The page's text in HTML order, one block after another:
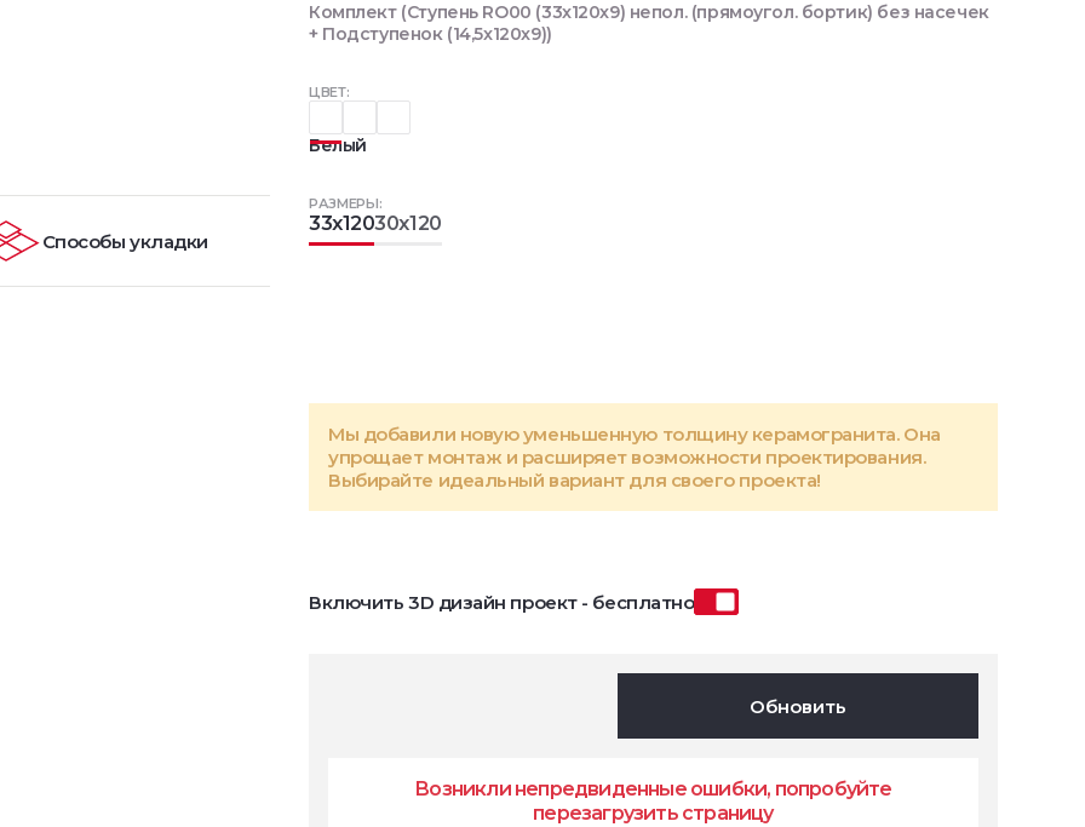
ЦВЕТ:
Белый
РАЗМЕРЫ:
33x12030x120
Мы добавили новую уменьшенную толщину керамогранита. Она
упрощает монтаж и расширяет возможности проектирования.
Выбирайте идеальный вариант для своего проекта!
Включить 3D дизайн проект - бесплатно
Обновить
Возникли непредвиденные ошибки, попробуйте
перезагрузить страницу
Комплект (Ступень RO00 (33x120x9) непол. (прямоугол. бортик) без насечек
+ Подступенок (14,5x120x9))
Способы укладки